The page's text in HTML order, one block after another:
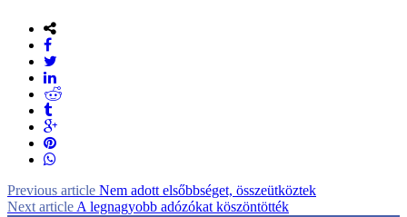
Previous article Nem adott elsőbbséget, összeütköztek
Next article A legnagyobb adózókat köszöntötték